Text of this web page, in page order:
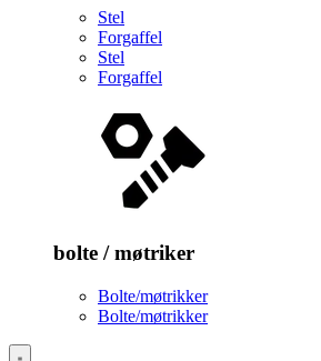
Stel
Forgaffel
Stel
Forgaffel
bolte / møtriker
Bolte/møtrikker
Bolte/møtrikker